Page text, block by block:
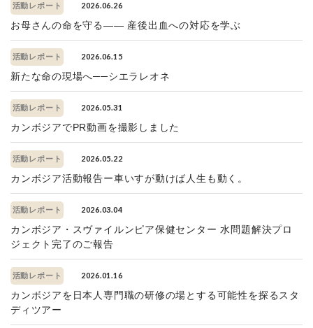
活動レポート 2026.06.26
お母さんの命を守る—— 産後出血への対応を学ぶ
活動レポート 2026.06.15
新たな命の現場へ──シエラレオネ
活動レポート 2026.05.31
カンボジアでPR動画を撮影しました
活動レポート 2026.05.22
カンボジア活動報告ー車いすが動けば人生も動く。
活動レポート 2026.03.04
カンボジア・スヴァイルンピア保健センター 水問題解決プロ
ジェクト完了のご報告
活動レポート 2026.01.16
カンボジアを日本人専門職の研修の場とする可能性を探るスタ
ディツアー